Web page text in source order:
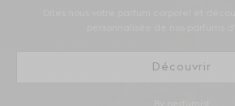
Découvrir